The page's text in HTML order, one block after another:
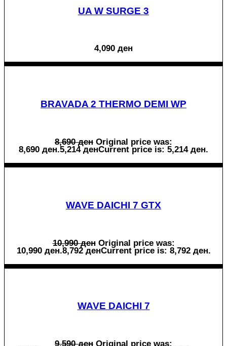
UA W SURGE 3
4,090 ден
BRAVADA 2 THERMO DEMI WP
8,690ден Original price was:
8,690 ден.5,214денCurrent price is: 5,214 ден.
WAVE DAICHI 7 GTX
10,990ден Original price was:
10,990 ден.8,792денCurrent price is: 8,792 ден.
WAVE DAICHI 7
9,590ден Original price was: